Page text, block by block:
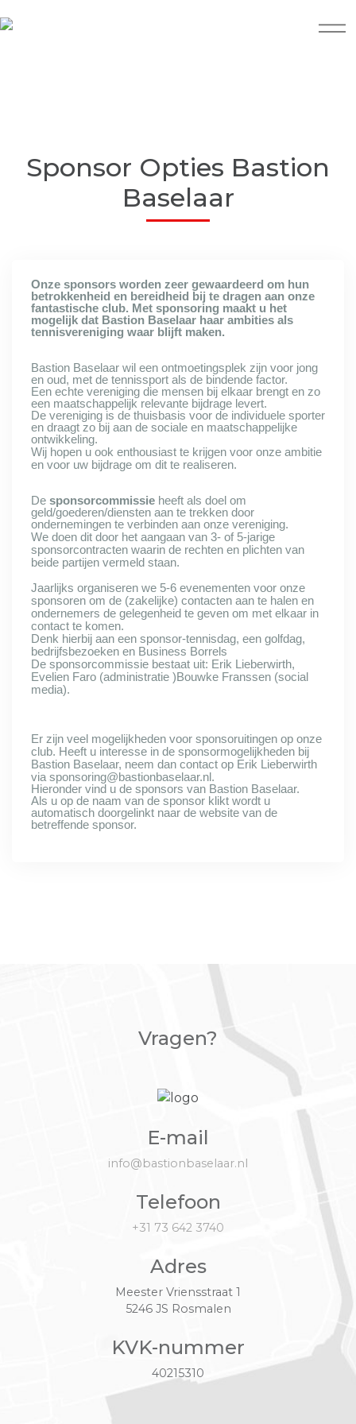
Sponsor Opties Bastion
Baselaar
Onze sponsors worden zeer gewaardeerd om hun
betrokkenheid en bereidheid bij te dragen aan onze
fantastische club. Met sponsoring maakt u het
mogelijk dat Bastion Baselaar haar ambities als
tennisvereniging waar blijft maken.
Bastion Baselaar wil een ontmoetingsplek zijn voor jong
en oud, met de tennissport als de bindende factor.
Een echte vereniging die mensen bij elkaar brengt en zo
een maatschappelijk relevante bijdrage levert.
De vereniging is de thuisbasis voor de individuele sporter
en draagt zo bij aan de sociale en maatschappelijke
ontwikkeling.
Wij hopen u ook enthousiast te krijgen voor onze ambitie
en voor uw bijdrage om dit te realiseren.
De sponsorcommissie heeft als doel om
geld/goederen/diensten aan te trekken door
ondernemingen te verbinden aan onze vereniging.
We doen dit door het aangaan van 3- of 5-jarige
sponsorcontracten waarin de rechten en plichten van
beide partijen vermeld staan.
Jaarlijks organiseren we 5-6 evenementen voor onze
sponsoren om de (zakelijke) contacten aan te halen en
ondernemers de gelegenheid te geven om met elkaar in
contact te komen.
Denk hierbij aan een sponsor-tennisdag, een golfdag,
bedrijfsbezoeken en Business Borrels
De sponsorcommissie bestaat uit: Erik Lieberwirth,
Evelien Faro (administratie )Bouwke Franssen (social
media).
Er zijn veel mogelijkheden voor sponsoruitingen op onze
club. Heeft u interesse in de sponsormogelijkheden bij
Bastion Baselaar, neem dan contact op Erik Lieberwirth
via sponsoring@bastionbaselaar.nl .
Hieronder vind u de sponsors van Bastion Baselaar.
Als u op de naam van de sponsor klikt wordt u
automatisch doorgelinkt naar de website van de
betreffende sponsor.
Vragen?
E-mail
info@bastionbaselaar.nl
Telefoon
+31 73 642 3740
Adres
Meester Vriensstraat 1
5246 JS Rosmalen
KVK-nummer
40215310